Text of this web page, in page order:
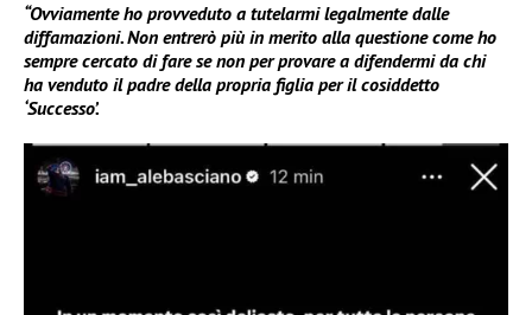
“Ovviamente ho provveduto a tutelarmi legalmente dalle
diffamazioni. Non entrerò più in merito alla questione come ho
sempre cercato di fare se non per provare a difendermi da chi
ha venduto il padre della propria figlia per il cosiddetto
‘Successo’.